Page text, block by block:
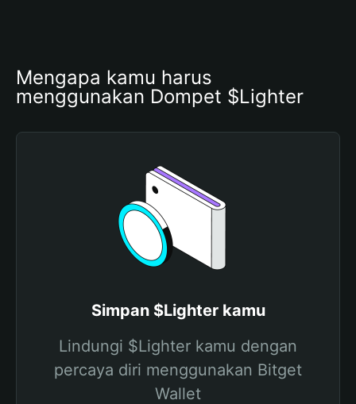
Mengapa kamu harus
menggunakan Dompet $Lighter
Simpan $Lighter kamu
Lindungi $Lighter kamu dengan
percaya diri menggunakan Bitget
Wallet